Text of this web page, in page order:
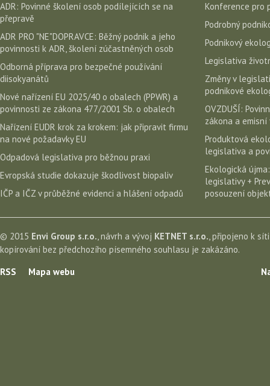
ADR: Povinné školení osob podílejících se na
přepravě
ADR PRO "NE"DOPRAVCE: Běžný podnik a jeho
povinnosti k ADR, školení zúčastněných osob
Odborná příprava pro bezpečné používání
diisokyanátů
Nové nařízení EU 2025/40 o obalech (PPWR) a
povinnosti ze zákona 477/2001 Sb. o obalech
Nařízení EUDR krok za krokem: jak připravit firmu
na nové požadavky EU
Odpadová legislativa pro běžnou praxi
Evropská studie dokazuje škodlivost biopaliv
IČP a IČZ v průběžné evidenci a hlášení odpadů
Konference pro
Podrobný
Podnikový
Legislativa
Změny v
podnikové
OVZDUŠÍ:
zákona a emisní
Produktová
legislativa a
Ekologická
legislativy +
posouzení
© 2015 Envi Group s.r.o., návrh a vývoj KETNET s.r.o., připojeno k
kopírování bez předchozího písemného souhlasu je zakázáno.
RSS
Mapa webu